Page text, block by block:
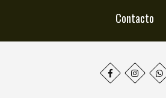
Contacto